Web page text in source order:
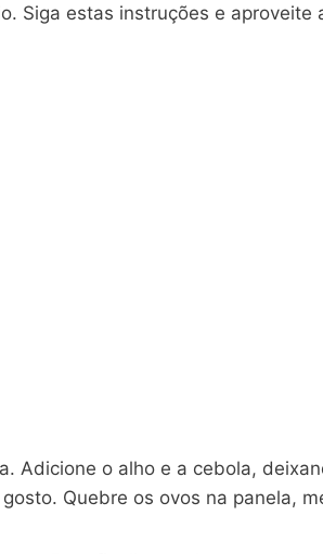
Siga estas instruções e
Adicione o alho e a cebola,
Quebre os ovos na panela,